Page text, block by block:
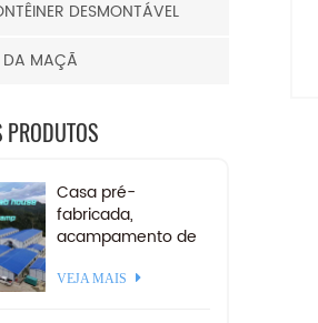
DESMONTÁVEL
MAÇÃ
PRODUTOS
Casa pré-
fabricada,
acampamento de
acomodação,
VEJA MAIS